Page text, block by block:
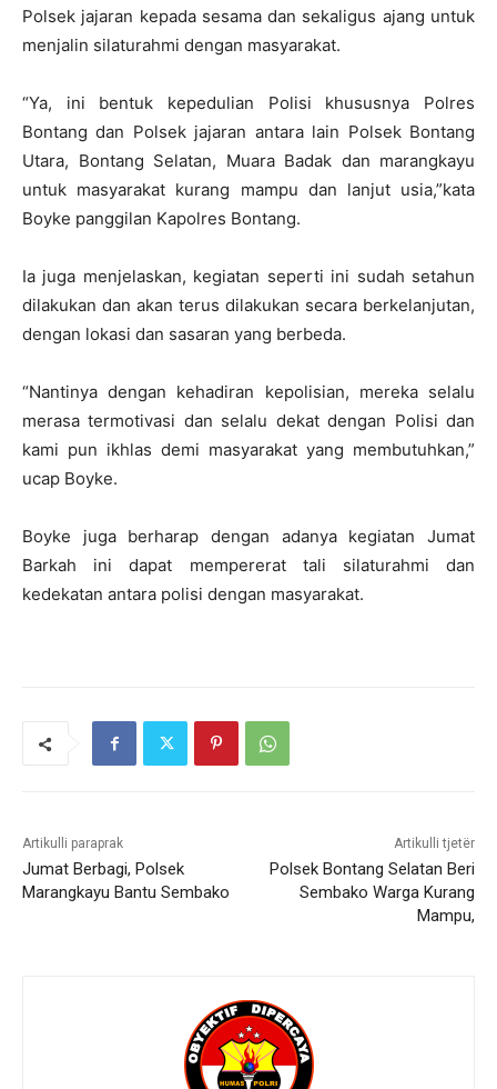
Polsek jajaran kepada sesama dan sekaligus ajang untuk
menjalin silaturahmi dengan masyarakat.
“Ya, ini bentuk kepedulian Polisi khususnya Polres
Bontang dan Polsek jajaran antara lain Polsek Bontang
Utara, Bontang Selatan, Muara Badak dan marangkayu
untuk masyarakat kurang mampu dan lanjut usia,”kata
Boyke panggilan Kapolres Bontang.
Ia juga menjelaskan, kegiatan seperti ini sudah setahun
dilakukan dan akan terus dilakukan secara berkelanjutan,
dengan lokasi dan sasaran yang berbeda.
“Nantinya dengan kehadiran kepolisian, mereka selalu
merasa termotivasi dan selalu dekat dengan Polisi dan
kami pun ikhlas demi masyarakat yang membutuhkan,”
ucap Boyke.
Boyke juga berharap dengan adanya kegiatan Jumat
Barkah ini dapat mempererat tali silaturahmi dan
kedekatan antara polisi dengan masyarakat.
Artikulli paraprak
Jumat Berbagi, Polsek
Marangkayu Bantu Sembako
Artikulli tjetër
Polsek Bontang Selatan Beri
Sembako Warga Kurang
Mampu,